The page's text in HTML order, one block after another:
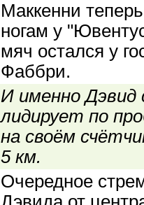
Маккенни
ногам у
мяч остался у
Фаббри.
И именно Дэвид
лидирует по
на своём
5 км.
Очередное